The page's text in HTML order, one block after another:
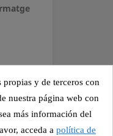
y de terceros con
nuestra página web con
más información del
acceda a política de